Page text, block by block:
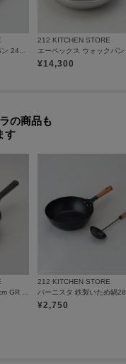
エーペックス フライパン 24cm ＜GreenPan グリーンパン＞
212 KITCHEN STORE
¥14,300
の商品も
す
212 KITCHEN STORE
¥2,750